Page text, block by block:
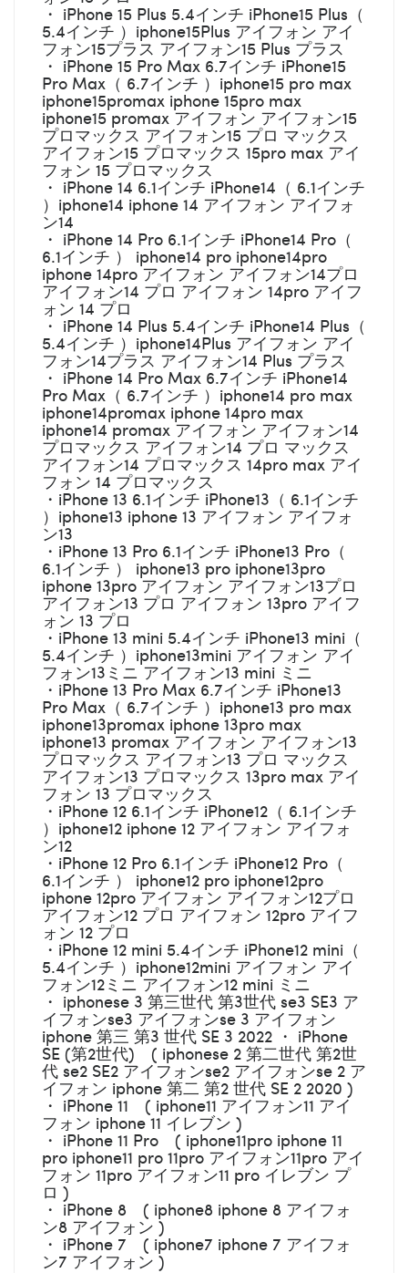
・ iPhone 15 Plus 5.4インチ iPhone15 Plus（
5.4インチ ）iphone15Plus アイフォン アイ
フォン15プラス アイフォン15 Plus プラス
・ iPhone 15 Pro Max 6.7インチ iPhone15
Pro Max（ 6.7インチ ）iphone15 pro max
iphone15promax iphone 15pro max
iphone15 promax アイフォン アイフォン15
プロマックス アイフォン15 プロ マックス
アイフォン15 プロマックス 15pro max アイ
フォン 15 プロマックス
・ iPhone 14 6.1インチ iPhone14（ 6.1インチ
）iphone14 iphone 14 アイフォン アイフォ
ン14
・ iPhone 14 Pro 6.1インチ iPhone14 Pro（
6.1インチ ） iphone14 pro iphone14pro
iphone 14pro アイフォン アイフォン14プロ
アイフォン14 プロ アイフォン 14pro アイフ
ォン 14 プロ
・ iPhone 14 Plus 5.4インチ iPhone14 Plus（
5.4インチ ）iphone14Plus アイフォン アイ
フォン14プラス アイフォン14 Plus プラス
・ iPhone 14 Pro Max 6.7インチ iPhone14
Pro Max（ 6.7インチ ）iphone14 pro max
iphone14promax iphone 14pro max
iphone14 promax アイフォン アイフォン14
プロマックス アイフォン14 プロ マックス
アイフォン14 プロマックス 14pro max アイ
フォン 14 プロマックス
・iPhone 13 6.1インチ iPhone13（ 6.1インチ
）iphone13 iphone 13 アイフォン アイフォ
ン13
・iPhone 13 Pro 6.1インチ iPhone13 Pro（
6.1インチ ） iphone13 pro iphone13pro
iphone 13pro アイフォン アイフォン13プロ
アイフォン13 プロ アイフォン 13pro アイフ
ォン 13 プロ
・iPhone 13 mini 5.4インチ iPhone13 mini（
5.4インチ ）iphone13mini アイフォン アイ
フォン13ミニ アイフォン13 mini ミニ
・iPhone 13 Pro Max 6.7インチ iPhone13
Pro Max（ 6.7インチ ）iphone13 pro max
iphone13promax iphone 13pro max
iphone13 promax アイフォン アイフォン13
プロマックス アイフォン13 プロ マックス
アイフォン13 プロマックス 13pro max アイ
フォン 13 プロマックス
・iPhone 12 6.1インチ iPhone12（ 6.1インチ
）iphone12 iphone 12 アイフォン アイフォ
ン12
・iPhone 12 Pro 6.1インチ iPhone12 Pro（
6.1インチ ） iphone12 pro iphone12pro
iphone 12pro アイフォン アイフォン12プロ
アイフォン12 プロ アイフォン 12pro アイフ
ォン 12 プロ
・iPhone 12 mini 5.4インチ iPhone12 mini（
5.4インチ ）iphone12mini アイフォン アイ
フォン12ミニ アイフォン12 mini ミニ
・ iphonese 3 第三世代 第3世代 se3 SE3 ア
イフォンse3 アイフォンse 3 アイフォン
iphone 第三 第3 世代 SE 3 2022 ・ iPhone
SE (第2世代) ( iphonese 2 第二世代 第2世
代 se2 SE2 アイフォンse2 アイフォンse 2 ア
イフォン iphone 第二 第2 世代 SE 2 2020 )
・ iPhone 11 ( iphone11 アイフォン11 アイ
フォン iphone 11 イレブン )
・ iPhone 11 Pro ( iphone11pro iphone 11
pro iphone11 pro 11pro アイフォン11pro アイ
フォン 11pro アイフォン11 pro イレブン プ
ロ )
・ iPhone 8 ( iphone8 iphone 8 アイフォ
ン8 アイフォン )
・ iPhone 7 ( iphone7 iphone 7 アイフォ
ン7 アイフォン )